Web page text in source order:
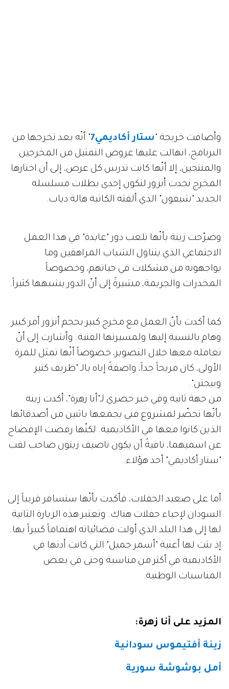
وأضافت خريجة "ستار أكاديمي7 " أنّه بعد تخرجها من
البرنامج، انهالت عليها عروض التمثيل من المخرجين
والمنتجين، إلا أنّها كانت تدرس كل عرض، إلى أن اختارها
المخرج نجدت أنزور لتكون إحدى بطلات مسلسله
الجديد "شيفون" الذي ألفته الكاتبة هالة دياب.
وصرّحت زينة بأنّها تلعب دور "عايدة" في هذا العمل
الاجتماعي الذي يتناول الشباب المراهقين وما
يواجهونه من مشكلات في حياتهم، وخصوصاً
المخدرات والجريمة، مشيرةً إلى أنّ الدور يشبهها كثيراً.
كما أكدت بأنّ العمل مع مخرج كبير بحجم أنزور أمر كبير
وهام بالنسبة إليها ولمسيرتها الفنية. وأشارت إلى أنّ
تعامله معها خلال التصوير، خصوصاً أنّها تمثل للمرة
الأولى، كان مريحاً جداً، واصفةً إياه بالـ "ظريف كتير
وبيجنن".
من جهة ثانية وفي خبر حصري لـ"أنا زهرة"، أكدت زينة
بأنّها تحضّر لمشروع فني يجمعها باثنين من أصدقائها
الذين كانوا معها في الأكاديمية. لكنّها رفضت الإفصاح
عن اسميهما، نافيةً أن يكون ناصيف زيتون صاحب لقب
"ستار أكاديمي" أحد هؤلاء.
أما على صعيد الحفلات، فأكدت بأنّها ستسافر قريباً إلى
السودان لإحياء حفلات هناك. وتعتبر هذه الزيارة الثانية
لها إلى هذا البلد الذي أولت فضائياته اهتماماً كبيراً بها.
إذ بثت لها أغنية "أسمر جميل" التي كانت أدتها في
الأكاديمية في أكثر من مناسبة وحتى في بعض
المناسبات الوطنية.
المزيد على أنا زهرة:
زينة أفتيموس سودانية
أمل بوشوشة سورية